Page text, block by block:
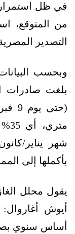
في ظل استمرار
من المتوقع،
التصدير المصرية
وبحسب
بلغت صادرات
شهر يناير/
بأكملها إلى
يقول محلل
أيوش